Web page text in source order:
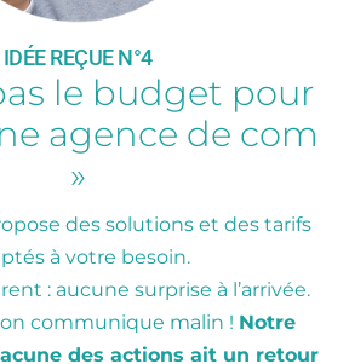
IDÉE REÇUE N°4
le budget pour
agence de com
»
des solutions et des tarifs
à votre besoin.
: aucune surprise à l’arrivée.
on communique malin ! Notre
des actions ait un retour